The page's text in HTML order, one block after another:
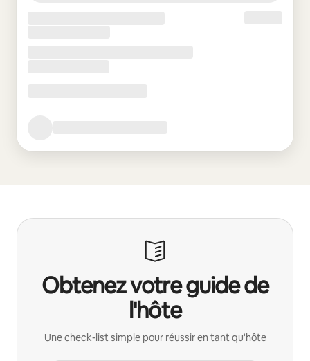
Obtenez votre guide de
l'hôte
Une check-list simple pour réussir en tant qu'hôte